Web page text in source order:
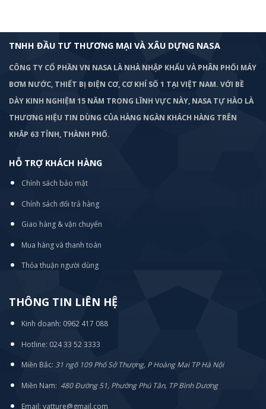
TNHH ĐẦU TƯ THƯƠNG MẠI VÀ XÂU DỰNG NASA
CÔNG TY CỔ PHẦN VN NASA LÀ NHÀ NHẬP KHẨU VÀ PHÂN PHỐI MÁY
BƠM NƯỚC, THIẾT BỊ ĐIỆN CƠ, CƠ KHÍ SỐ 1 TẠI VIỆT NAM. VỚI BỀ
DÀY KINH NGHIỆM 15 NĂM TRONG LĨNH VỰC NÀY, NASA TỰ HÀO LÀ
THƯƠNG HIỆU TIN DÙNG CỦA HÀNG NGÀN KHÁCH HÀNG TRÊN
KHẮP 63 TỈNH, THÀNH PHỐ.
HỖ TRỢ KHÁCH HÀNG
Chính sách bảo mật
Chính sách đổi trả hàng
Giao hàng & vận chuyển
Mua hàng và thanh toán
Thỏa thuận người dùng
THÔNG TIN LIÊN HỆ
Kinh doanh: 0962 417 088
Hotline: 024 33 52 3333
Miền Bắc: 31 ngõ 109 Phố Sở Thượng, P Hoàng Mai TP Hà Nội
Miền Nam: 480 Đường 51, Phường Phú Tân, TP Bình Dương
Email: vatture@gmail.com